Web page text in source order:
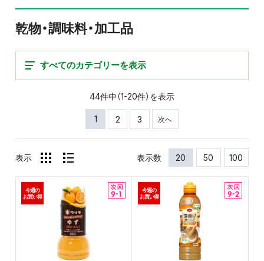
乾物・調味料・加工品
すべてのカテゴリーを表示
44件中（1-20件）を表示
1 2 3 次へ
表示 表示数 20 50 100
今週の
お買い得
今週の
お買い得